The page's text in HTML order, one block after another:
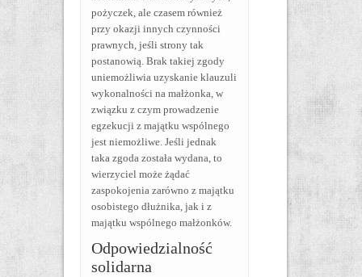
pożyczek, ale czasem również
przy okazji innych czynności
prawnych, jeśli strony tak
postanowią. Brak takiej zgody
uniemożliwia uzyskanie klauzuli
wykonalności na małżonka, w
związku z czym prowadzenie
egzekucji z majątku wspólnego
jest niemożliwe. Jeśli jednak
taka zgoda została wydana, to
wierzyciel może żądać
zaspokojenia zarówno z majątku
osobistego dłużnika, jak i z
majątku wspólnego małżonków.
Odpowiedzialność
solidarna